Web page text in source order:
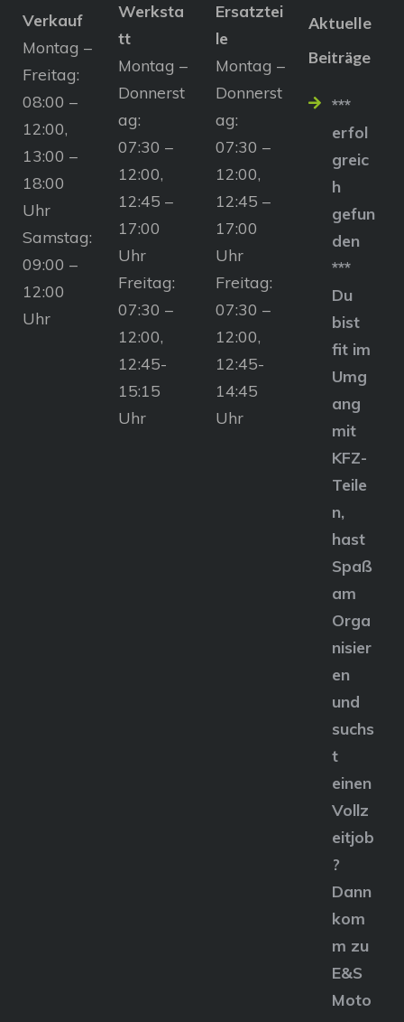
Verkauf
Montag –
Freitag:
08:00 –
12:00,
13:00 –
18:00
Uhr
Samstag:
09:00 –
12:00
Uhr
Werksta
tt
Montag –
Donnerst
ag:
07:30 –
12:00,
12:45 –
17:00
Uhr
Freitag:
07:30 –
12:00,
12:45-
15:15
Uhr
Ersatztei
le
Montag –
Donnerst
ag:
07:30 –
12:00,
12:45 –
17:00
Uhr
Freitag:
07:30 –
12:00,
12:45-
14:45
Uhr
Aktuelle
Beiträge
***
erfol
greic
h
gefun
den
***
Du
bist
fit im
Umg
ang
mit
KFZ-
Teile
n,
hast
Spaß
am
Orga
nisier
en
und
suchs
t
einen
Vollz
eitjob
?
Dann
kom
m zu
E&S
Moto